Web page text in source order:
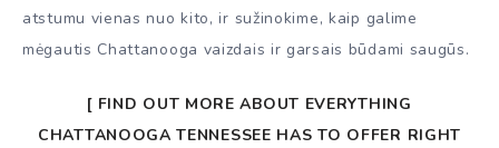
atstumu vienas nuo kito, ir sužinokime, kaip galime
mėgautis Chattanooga vaizdais ir garsais būdami saugūs.
[ FIND OUT MORE ABOUT EVERYTHING
CHATTANOOGA TENNESSEE HAS TO OFFER RIGHT